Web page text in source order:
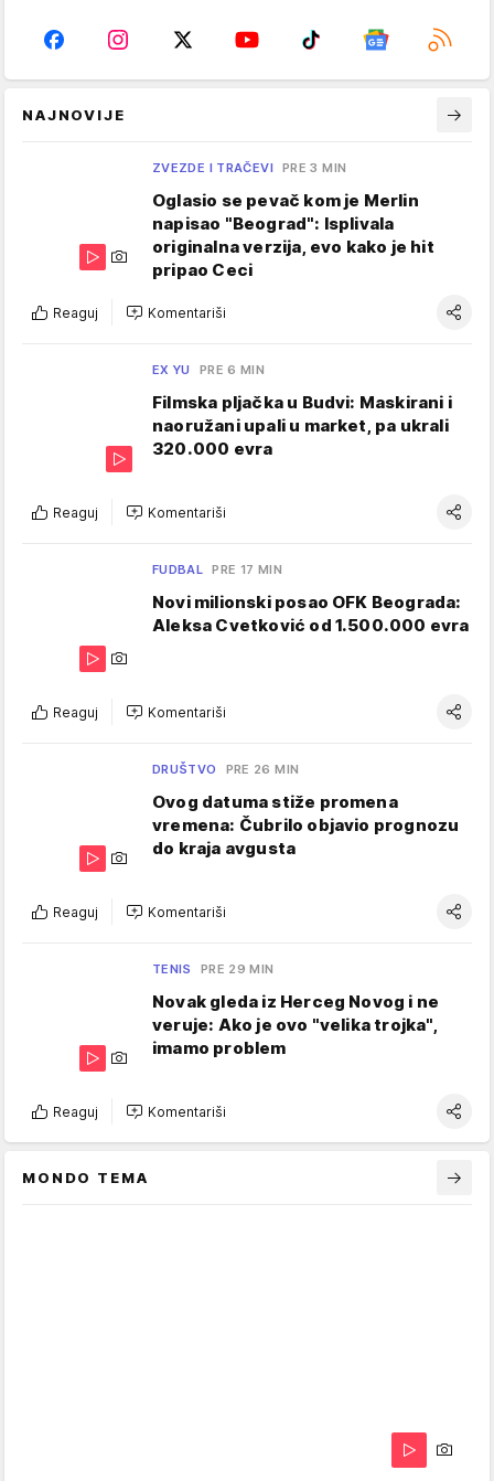
NAJNOVIJE
ZVEZDE I TRAČEVI PRE 3 MIN
Oglasio se pevač kom je Merlin
napisao "Beograd": Isplivala
originalna verzija, evo kako je hit
pripao Ceci
Reaguj Komentariši
EX YU PRE 6 MIN
Filmska pljačka u Budvi: Maskirani i
naoružani upali u market, pa ukrali
320.000 evra
Reaguj Komentariši
FUDBAL PRE 17 MIN
Novi milionski posao OFK Beograda:
Aleksa Cvetković od 1.500.000 evra
Reaguj Komentariši
DRUŠTVO PRE 26 MIN
Ovog datuma stiže promena
vremena: Čubrilo objavio prognozu
do kraja avgusta
Reaguj Komentariši
TENIS PRE 29 MIN
Novak gleda iz Herceg Novog i ne
veruje: Ako je ovo "velika trojka",
imamo problem
Reaguj Komentariši
MONDO TEMA